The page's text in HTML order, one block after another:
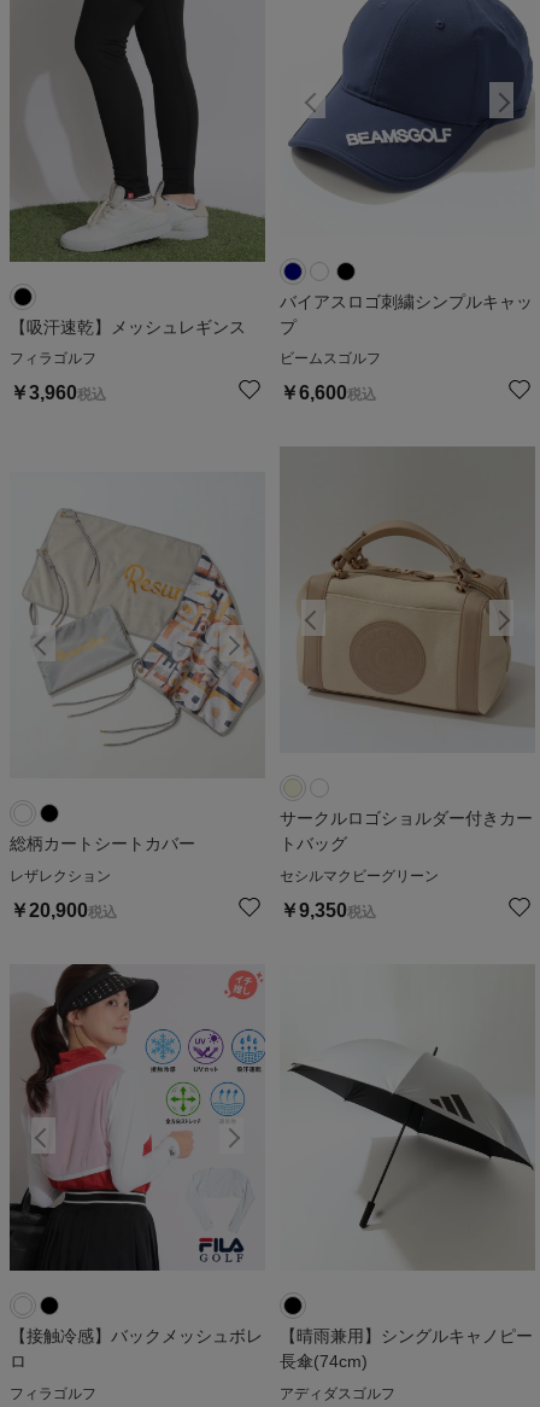
【吸汗速乾】メッシュレギンス
フィラゴルフ
￥3,960税込
バイアスロゴ刺繍シンプルキャッ
プ
ビームスゴルフ
￥6,600税込
総柄カートシートカバー
レザレクション
￥20,900税込
サークルロゴショルダー付きカー
トバッグ
セシルマクビーグリーン
￥9,350税込
【接触冷感】バックメッシュボレ
ロ
フィラゴルフ
【晴雨兼用】シングルキャノピー
長傘(74cm)
アディダスゴルフ